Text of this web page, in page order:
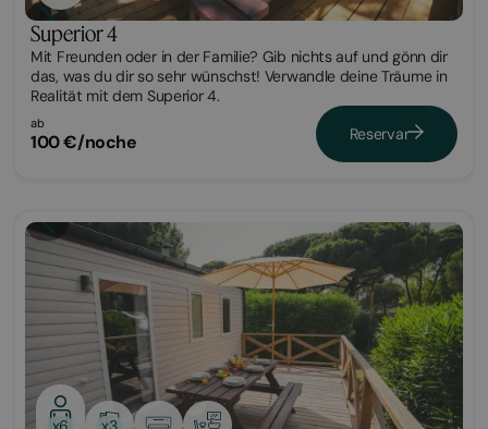
Superior 4
Mit Freunden oder in der Familie? Gib nichts auf und gönn dir
das, was du dir so sehr wünschst! Verwandle deine Träume in
Realität mit dem Superior 4.
ab
100 €/noche Reservar
Bungalow